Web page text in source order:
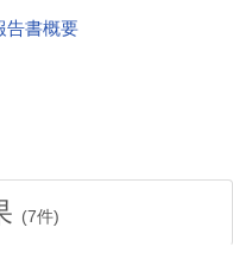
告書概要
(7件)